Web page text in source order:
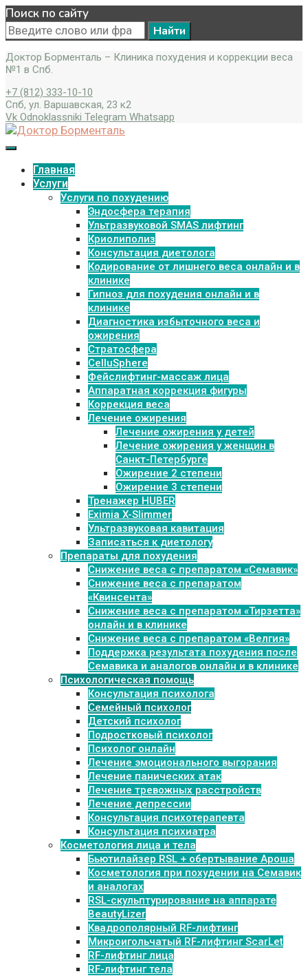
Поиск по сайту
Search
for:
Доктор Борменталь – Клиника похудения и коррекции веса
№1 в Спб.
+7 (812) 333-10-10
Спб, ул. Варшавская, 23 к2
Vk Odnoklassniki Telegram Whatsapp
Главная
Услуги
Услуги по похудению
Эндосфера терапия
Ультразвуковой SMAS лифтинг
Криолиполиз
Консультация диетолога
Кодирование от лишнего веса онлайн и в
клинике
Гипноз для похудения онлайн и в
клинике
Диагностика избыточного веса и
ожирения
Стратосфера
CelluSphere
Фейслифтинг-массаж лица
Аппаратная коррекция фигуры
Коррекция веса
Лечение ожирения
Лечение ожирения у детей
Лечение ожирения у женщин в
Санкт-Петербурге
Ожирение 2 степени
Ожирение 3 степени
Тренажер HUBER
Eximia X-Slimmer
Ультразвуковая кавитация
Записаться к диетологу
Препараты для похудения
Cнижение веса с препаратом «Семавик»
Снижение веса с препаратом
«Квинсента»
Снижение веса с препаратом «Тирзетта»
онлайн и в клинике
Снижение веса с препаратом «Велгия»
Поддержка результата похудения после
Семавика и аналогов онлайн и в клинике
Психологическая помощь
Консультация психолога
Семейный психолог
Детский психолог
Подростковый психолог
Психолог онлайн
Лечение эмоционального выгорания
Лечение панических атак
Лечение тревожных расстройств
Лечение депрессии
Консультация психотерапевта
Консультация психиатра
Косметология лица и тела
Бьютилайзер RSL + обертывание Ароша
Косметология при похудении на Семавик
и аналогах
RSL-скульптурирование на аппарате
BeautyLizer
Квадрополярный RF-лифтинг
Микроигольчатый RF-лифтинг ScarLet
RF-лифтинг лица
RF-лифтинг тела